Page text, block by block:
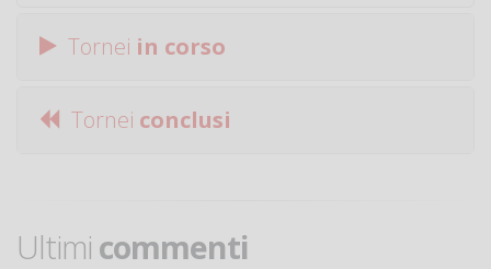
Tornei in corso
Tornei conclusi
Ultimi commenti